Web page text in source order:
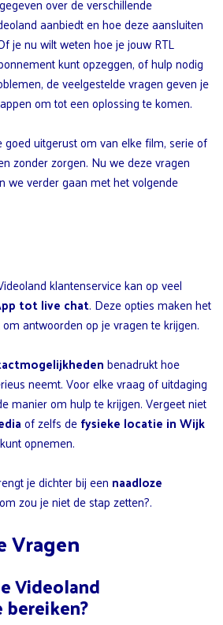
over de verschillende
aanbiedt en hoe deze aansluiten
je nu wilt weten hoe je jouw RTL
kunt opzeggen, of hulp nodig
de veelgestelde vragen geven je
om tot een oplossing te komen.
uitgerust om van elke film, serie of
zonder zorgen. Nu we deze vragen
we verder gaan met het volgende
klantenservice kan op veel
tot live chat. Deze opties maken het
antwoorden op je vragen te krijgen.
benadrukt hoe
neemt. Voor elke vraag of uitdaging
manier om hulp te krijgen. Vergeet niet
of zelfs defysieke locatie in Wijk
opnemen.
je dichter bij een naadloze
zou je niet de stap zetten?.
Vragen
Videoland